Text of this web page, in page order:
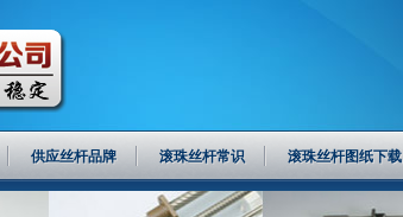
供应丝杆品牌 滚珠丝杆常识 滚珠丝杆图纸下载